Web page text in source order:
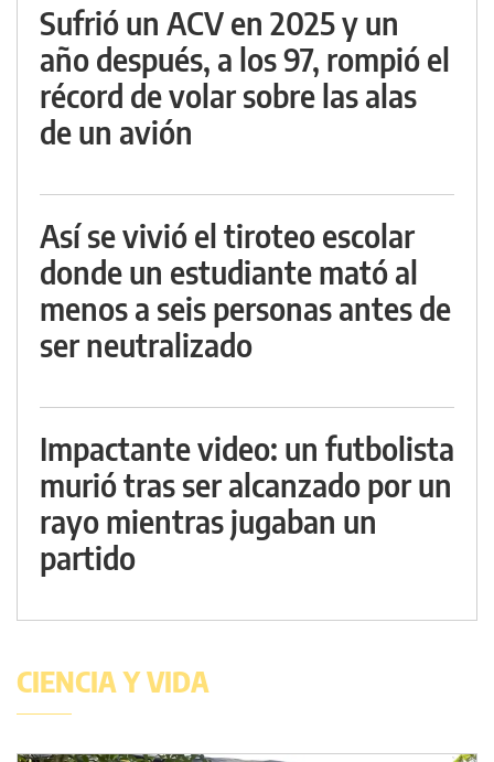
Sufrió un ACV en 2025 y un
año después, a los 97, rompió el
récord de volar sobre las alas
de un avión
Así se vivió el tiroteo escolar
donde un estudiante mató al
menos a seis personas antes de
ser neutralizado
Impactante video: un futbolista
murió tras ser alcanzado por un
rayo mientras jugaban un
partido
CIENCIA Y VIDA